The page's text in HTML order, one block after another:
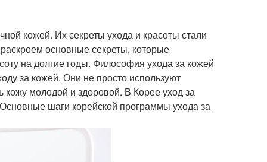
кожей. Их секреты ухода и красоты стали
основные секреты, которые
на долгие годы. Философия ухода за кожей
за кожей. Они не просто используют
кожу молодой и здоровой. В Корее уход за
шаги корейской программы ухода за